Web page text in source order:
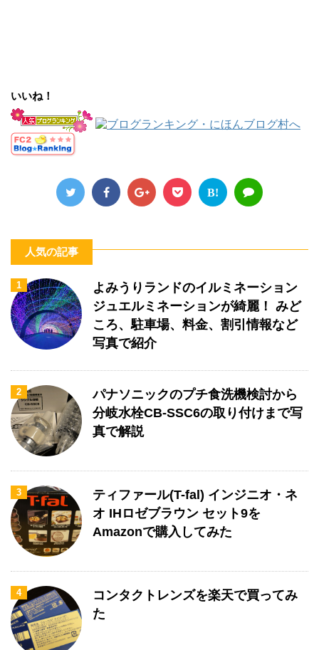
いいね！
B!
人気の記事
1
よみうりランドのイルミネーション
ジュエルミネーションが綺麗！ みど
ころ、駐車場、料金、割引情報など
写真で紹介
2
パナソニックのプチ食洗機検討から
分岐水栓CB-SSC6の取り付けまで写
真で解説
3
ティファール(T-fal) インジニオ・ネ
オ IHロゼブラウン セット9を
Amazonで購入してみた
4
コンタクトレンズを楽天で買ってみ
た